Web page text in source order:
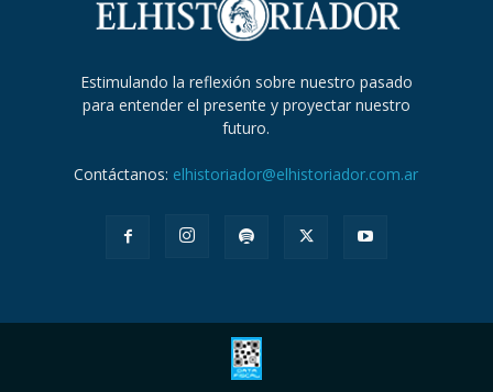
Estimulando la reflexión sobre nuestro pasado
para entender el presente y proyectar nuestro
futuro.
Contáctanos: elhistoriador@elhistoriador.com.ar